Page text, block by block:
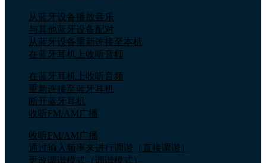
从蓝牙设备播放音乐
与其他蓝牙设备配对
从蓝牙设备重新连接至本机
在蓝牙耳机上收听音频
在蓝牙耳机上收听音频
重新连接至蓝牙耳机
断开蓝牙耳机
收听FM/AM广播
收听FM/AM广播
通过输入频率来进行调谐（直接调谐）
更改调谐模式（调谐模式）